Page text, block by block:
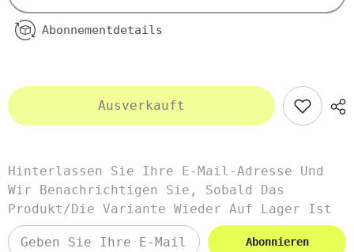
Abonnementdetails
Ausverkauft
Hinterlassen Sie Ihre E-Mail-Adresse Und
Wir Benachrichtigen Sie, Sobald Das
Produkt/die Variante Wieder Auf Lager Ist
Abonnieren